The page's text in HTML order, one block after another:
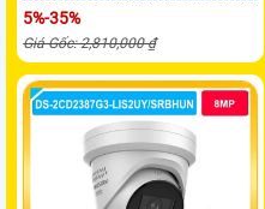
5%-35%
Giá Gốc: 2,810,000 ₫